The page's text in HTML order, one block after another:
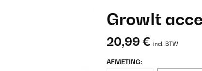
GrowIt
20,99 € incl. BTW
AFMETING: